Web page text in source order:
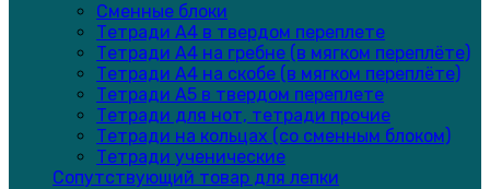
Сменные блоки
Тетради А4 в твердом переплете
Тетради А4 на гребне (в мягком переплёте)
Тетради А4 на скобе (в мягком переплёте)
Тетради А5 в твердом переплете
Тетради для нот, тетради прочие
Тетради на кольцах (со сменным блоком)
Тетради ученические
Сопутствующий товар для лепки